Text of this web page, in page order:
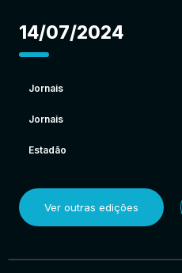
14/07/2024
Jornais
Jornais
Estadão
Ver outras edições